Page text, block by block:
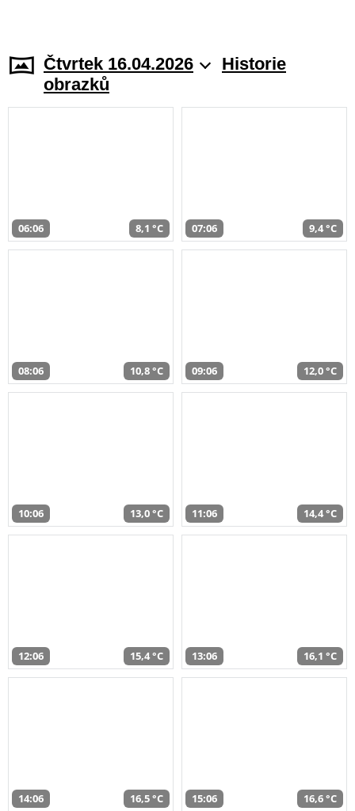
Čtvrtek 16.04.2026
Historie
obrazků
06:06 8,1 °C 07:06 9,4 °C
08:06 10,8 °C 09:06 12,0 °C
10:06 13,0 °C 11:06 14,4 °C
12:06 15,4 °C 13:06 16,1 °C
14:06 16,5 °C 15:06 16,6 °C